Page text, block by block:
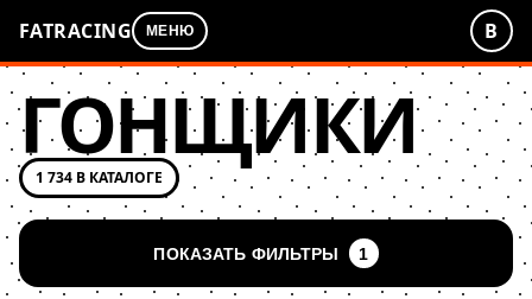
FATRACING МЕНЮ В
ГОНЩИКИ
1 734 В КАТАЛОГЕ
ПОКАЗАТЬ ФИЛЬТРЫ 1